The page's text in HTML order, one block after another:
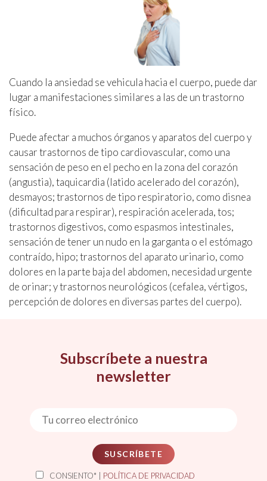
Cuando la ansiedad se vehicula hacia el cuerpo, puede dar
lugar a manifestaciones similares a las de un trastorno
físico.
Puede afectar a muchos órganos y aparatos del cuerpo y
causar trastornos de tipo cardiovascular, como una
sensación de peso en el pecho en la zona del corazón
(angustia), taquicardia (latido acelerado del corazón),
desmayos; trastornos de tipo respiratorio, como disnea
(dificultad para respirar), respiración acelerada, tos;
trastornos digestivos, como espasmos intestinales,
sensación de tener un nudo en la garganta o el estómago
contraído, hipo; trastornos del aparato urinario, como
dolores en la parte baja del abdomen, necesidad urgente
de orinar; y trastornos neurológicos (cefalea, vértigos,
percepción de dolores en diversas partes del cuerpo).
Subscríbete a nuestra
newsletter
SUSCRÍBETE
CONSIENTO* | POLÍTICA DE PRIVACIDAD